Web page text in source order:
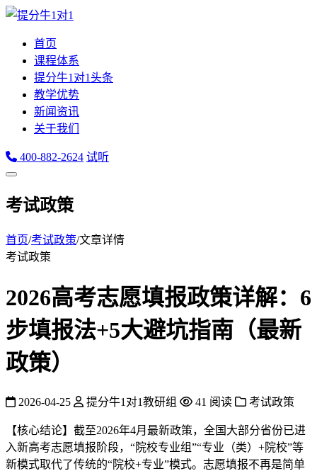
首页
课程体系
提分牛1对1头条
教学优势
新闻资讯
关于我们
400-882-2624 试听
考试政策
首页/考试政策/文章详情
考试政策
2026高考志愿填报政策详解：6
步填报法+5大避坑指南（最新
政策）
2026-04-25 提分牛1对1教研组 41 阅读 考试政策
【核心结论】截至2026年4月最新政策，全国大部分省份已进
入新高考志愿填报阶段，“院校专业组”“专业（类）+院校”等
新模式取代了传统的“院校+专业”模式。志愿填报不再是简单